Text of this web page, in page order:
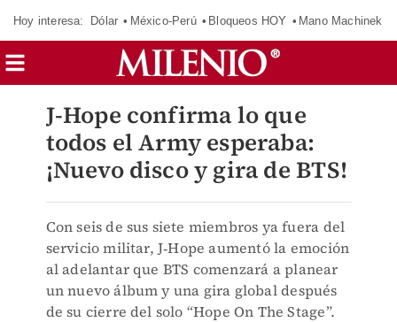
Hoy interesa: Dólar México-Perú Bloqueos HOY Mano Machinek
J-Hope confirma lo que
todos el Army esperaba:
¡Nuevo disco y gira de BTS!
Con seis de sus siete miembros ya fuera del
servicio militar, J‑Hope aumentó la emoción
al adelantar que BTS comenzará a planear
un nuevo álbum y una gira global después
de su cierre del solo “Hope On The Stage”.